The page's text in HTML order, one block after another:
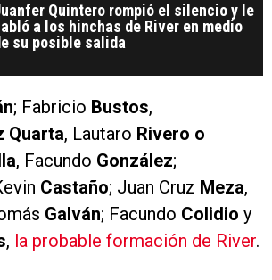
Quintero rompió el silencio y le
a los hinchas de River en medio
su posible salida
; Fabricio Bustos,
Quarta, Lautaro Rivero o
, Facundo González;
Castaño; Juan Cruz Meza,
Galván; Facundo Colidio y
, la probable formación de River.